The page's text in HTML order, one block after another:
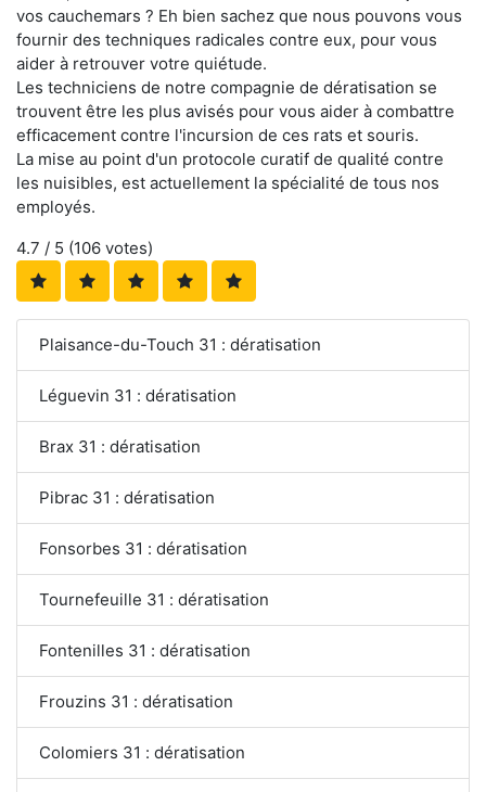
vos cauchemars ? Eh bien sachez que nous pouvons vous
fournir des techniques radicales contre eux, pour vous
aider à retrouver votre quiétude.
Les techniciens de notre compagnie de dératisation se
trouvent être les plus avisés pour vous aider à combattre
efficacement contre l'incursion de ces rats et souris.
La mise au point d'un protocole curatif de qualité contre
les nuisibles, est actuellement la spécialité de tous nos
employés.
4.7 / 5 (106 votes)
Plaisance-du-Touch 31 : dératisation
Léguevin 31 : dératisation
Brax 31 : dératisation
Pibrac 31 : dératisation
Fonsorbes 31 : dératisation
Tournefeuille 31 : dératisation
Fontenilles 31 : dératisation
Frouzins 31 : dératisation
Colomiers 31 : dératisation